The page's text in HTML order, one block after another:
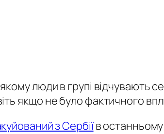
люди в групі
якщо не було фактичного
з Сербіїв останньому